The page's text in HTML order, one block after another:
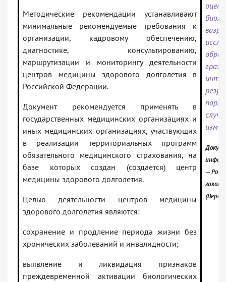
Методические рекомендации устанавливают
минимальные рекомендуемые требования к
организации, кадровому обеспечению,
диагностике, консультированию,
маршрутизации и мониторингу деятельности
центров медицины здорового долголетия в
Российской Федерации.
Документ рекомендуется применять в
государственных медицинских организациях и
иных медицинских организациях, участвующих
в реализации территориальных программ
обязательного медицинского страхования, на
базе которых создан (создается) центр
медицины здорового долголетия.
Целью деятельности центров медицины
здорового долголетия являются:
сохранение и продление периода жизни без
хронических заболеваний и инвалидности;
выявление и ликвидация признаков
преждевременной активации биологических
—